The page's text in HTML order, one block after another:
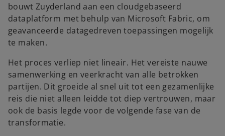
bouwt Zuyderland aan een cloudgebaseerd
dataplatform met behulp van Microsoft Fabric, om
geavanceerde datagedreven toepassingen mogelijk
te maken.
Het proces verliep niet lineair. Het vereiste nauwe
samenwerking en veerkracht van alle betrokken
partijen. Dit groeide al snel uit tot een gezamenlijke
reis die niet alleen leidde tot diep vertrouwen, maar
ook de basis legde voor de volgende fase van de
transformatie.